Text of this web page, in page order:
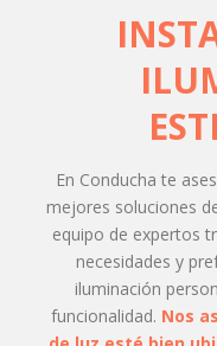
En Conducha te
mejores soluciones
equipo de expertos
necesidades y
iluminación
funcionalidad. Nos